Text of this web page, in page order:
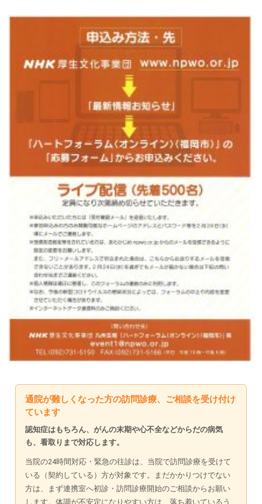
通院が難しくなった方の訪問診療、ご相談を受け付け
ています
認知症はもちろん、がんの末期や心不全などからだの病気
も、看取りまで対応します。
当院の24時間対応・緊急の往診は、当院で訪問診療を受けて
いる（契約している）方が対象です。まだかかりつけでない
方は、まず連携室へ初診・訪問診療開始のご相談からお願い
します。体調が不安定になりやすい方は、落ち着いているう